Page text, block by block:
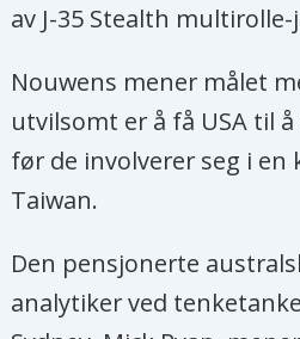
av J-35 Stealth
Nouwens mener målet
utvilsomt er å få USA til
før de involverer seg i
Taiwan.
Den pensjonerte
analytiker ved